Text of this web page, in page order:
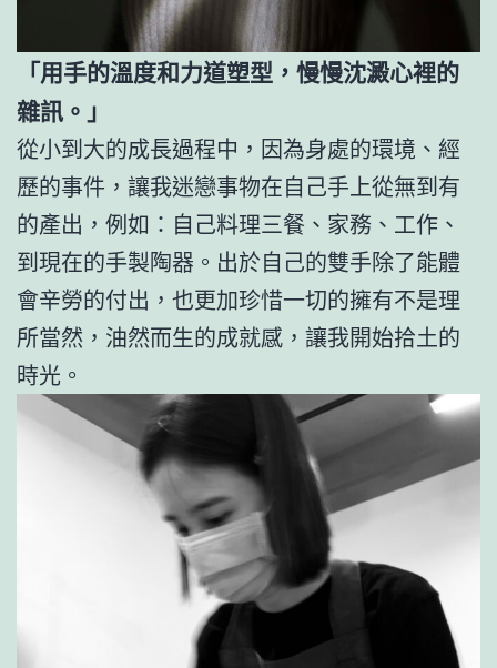
「用手的溫度和力道塑型，慢慢沈澱心裡的
雜訊。」
從小到大的成長過程中，因為身處的環境、經
歷的事件，讓我迷戀事物在自己手上從無到有
的產出，例如：自己料理三餐、家務、工作、
到現在的手製陶器。出於自己的雙手除了能體
會辛勞的付出，也更加珍惜一切的擁有不是理
所當然，油然而生的成就感，讓我開始拾土的
時光。